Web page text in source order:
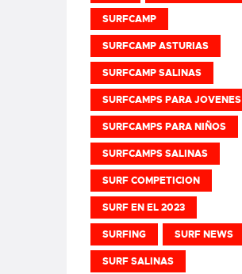
SURFCAMP
SURFCAMP ASTURIAS
SURFCAMP SALINAS
SURFCAMPS PARA JOVENES
SURFCAMPS PARA NIÑOS
SURFCAMPS SALINAS
SURF COMPETICION
SURF EN EL 2023
SURFING SURF NEWS
SURF SALINAS